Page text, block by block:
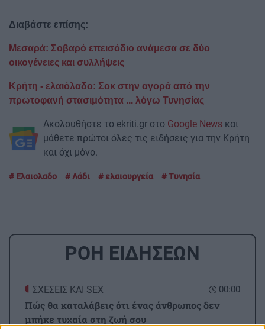
Διαβάστε επίσης:
Μεσαρά: Σοβαρό επεισόδιο ανάμεσα σε δύο
οικογένειες και συλλήψεις
Κρήτη - ελαιόλαδο: Σοκ στην αγορά από την
πρωτοφανή στασιμότητα ... λόγω Τυνησίας
Ακολουθήστε το ekriti.gr στο Google News και
μάθετε πρώτοι όλες τις ειδήσεις για την Κρήτη
και όχι μόνο.
Ελαιολαδο Λάδι ελαιουργεία Τυνησία
ΡΟΗ ΕΙΔΗΣΕΩΝ
00:00
ΣΧΕΣΕΙΣ ΚΑΙ SEX
Πώς θα καταλάβεις ότι ένας άνθρωπος δεν
μπήκε τυχαία στη ζωή σου